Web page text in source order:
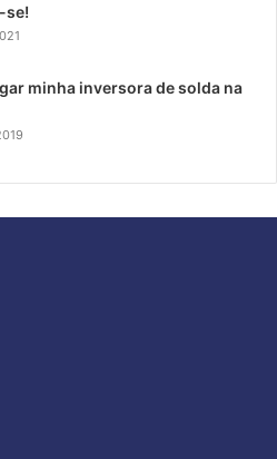
se!
minha inversora de solda na